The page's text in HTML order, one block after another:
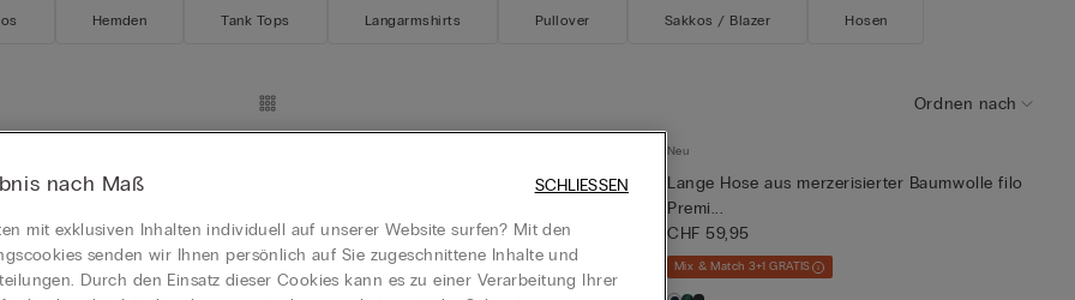
Hemden Tank Tops Langarmshirts Pullover Sakkos / Blazer Hosen
Ordnen nach
Modalstoff mit Streifen Blau
Neu
Lange Hose aus merzerisierter Baumwolle filo
Premi...
CHF 59,95
Mix & Match 3+1 GRATIS
nach Maß
mit exklusiven Inhalten individuell auf unserer Website surfen? Mit den
senden wir Ihnen persönlich auf Sie zugeschnittene Inhalte und
Durch den Einsatz dieser Cookies kann es zu einer Verarbeitung Ihrer
SCHLIESSEN